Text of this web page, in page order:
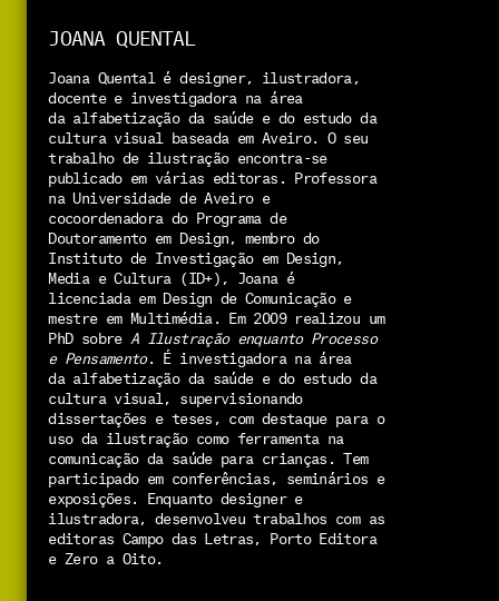
JOANA QUENTAL
Joana Quental é designer, ilustradora,
docente e investigadora na área
da alfabetização da saúde e do estudo da
cultura visual baseada em Aveiro. O seu
trabalho de ilustração encontra-se
publicado em várias editoras. Professora
na Universidade de Aveiro e
cocoordenadora do Programa de
Doutoramento em Design, membro do
Instituto de Investigação em Design,
Media e Cultura (ID+), Joana é
licenciada em Design de Comunicação e
mestre em Multimédia. Em 2009 realizou um
PhD sobre A Ilustração enquanto Processo
e Pensamento. É investigadora na área
da alfabetização da saúde e do estudo da
cultura visual, supervisionando
dissertações e teses, com destaque para o
uso da ilustração como ferramenta na
comunicação da saúde para crianças. Tem
participado em conferências, seminários e
exposições. Enquanto designer e
ilustradora, desenvolveu trabalhos com as
editoras Campo das Letras, Porto Editora
e Zero a Oito.